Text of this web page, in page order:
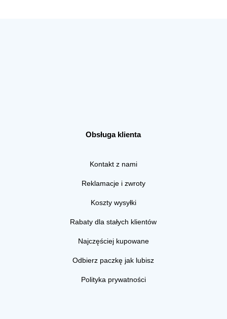
Obsługa klienta
Kontakt z nami
Reklamacje i zwroty
Koszty wysyłki
Rabaty dla stałych klientów
Najczęściej kupowane
Odbierz paczkę jak lubisz
Polityka prywatności